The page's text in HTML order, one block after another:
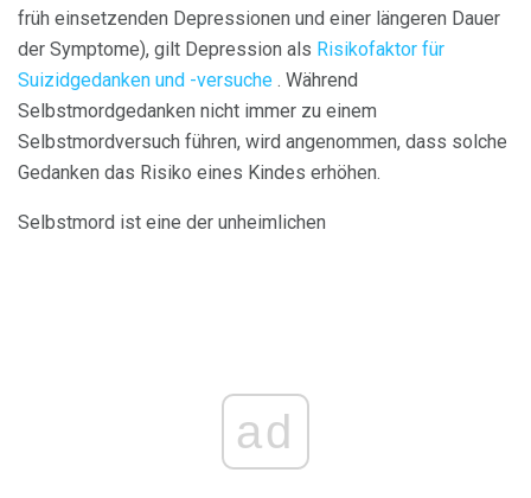
früh einsetzenden Depressionen und einer längeren Dauer
der Symptome), gilt Depression als Risikofaktor für
Suizidgedanken und -versuche . Während
Selbstmordgedanken nicht immer zu einem
Selbstmordversuch führen, wird angenommen, dass solche
Gedanken das Risiko eines Kindes erhöhen.
Selbstmord ist eine der unheimlichen
ad